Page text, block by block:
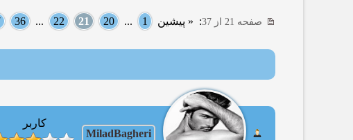
صفحه 21 از 37 : « پیشین 1
...
20
21
22
...
36
MiladBagheri
کاربر